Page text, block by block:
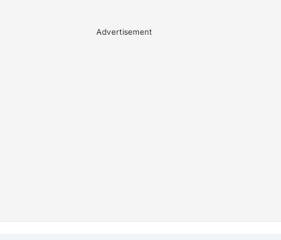
Advertisement